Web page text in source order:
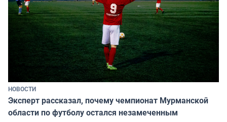
НОВОСТИ
Эксперт рассказал, почему чемпионат Мурманской
области по футболу остался незамеченным